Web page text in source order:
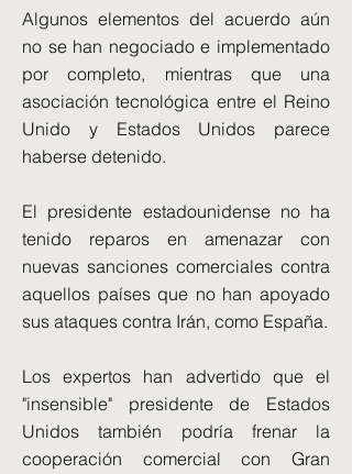
Algunos elementos del acuerdo aún
no se han negociado e implementado
por completo, mientras que una
asociación tecnológica entre el Reino
Unido y Estados Unidos parece
haberse detenido.
El presidente estadounidense no ha
tenido reparos en amenazar con
nuevas sanciones comerciales contra
aquellos países que no han apoyado
sus ataques contra Irán, como España.
Los expertos han advertido que el
"insensible" presidente de Estados
Unidos también podría frenar la
cooperación comercial con Gran